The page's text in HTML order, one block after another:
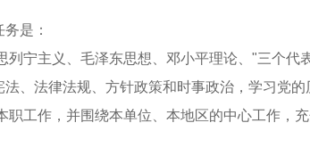
是：
宁主义、毛泽东思想、邓小平理论、"三个代
、法律法规、方针政策和时事政治，学习党的
工作，并围绕本单位、本地区的中心工作，